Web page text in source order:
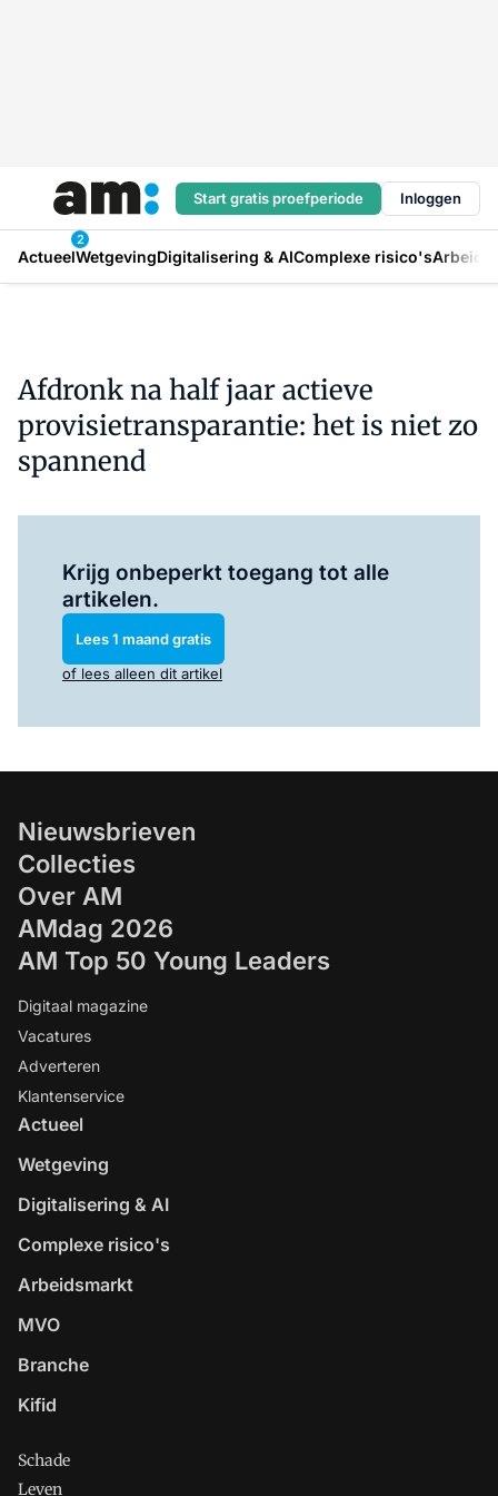
Start gratis proefperiode Inloggen
Actueel
2
WetgevingDigitalisering & AIComplexe risico's
Afdronk na half jaar actieve
provisietransparantie: het is niet zo
spannend
Krijg onbeperkt toegang tot alle
artikelen.
Lees 1 maand gratis
of lees alleen dit artikel
Nieuwsbrieven
Collecties
Over AM
AMdag 2026
AM Top 50 Young Leaders
Digitaal magazine
Vacatures
Adverteren
Klantenservice
Actueel
Wetgeving
Digitalisering & AI
Complexe risico's
Arbeidsmarkt
MVO
Branche
Kifid
Schade
Leven